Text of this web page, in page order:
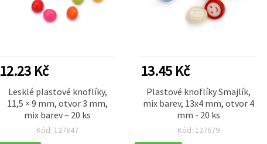
12.23 Kč
Lesklé plastové knoflíky,
11,5 × 9 mm, otvor 3 mm,
mix barev – 20 ks
Kód: 127847
13.45 Kč
Plastové knoflíky Smajlík,
mix barev, 13x4 mm, otvor 4
mm - 20 ks
Kód: 127679